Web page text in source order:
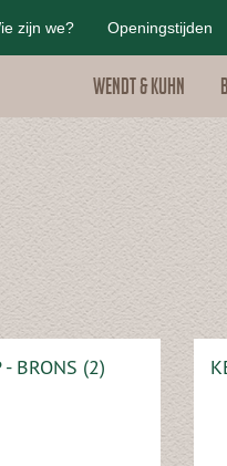
zijn we? Openingstijden
Wendt & Kuhn
- BRONS (2)